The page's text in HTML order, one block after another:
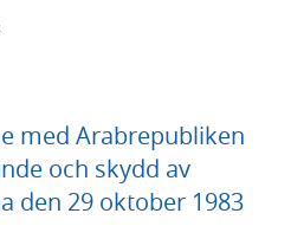
med Arabrepubliken
och skydd av
den 29 oktober 1983